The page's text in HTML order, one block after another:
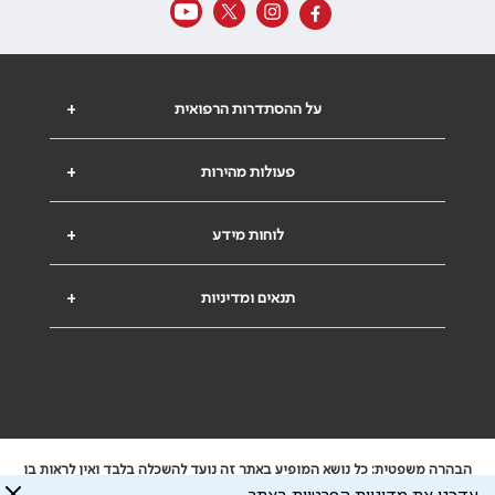
+ על ההסתדרות הרפואית
+ פעולות מהירות
+ לוחות מידע
+ תנאים ומדיניות
הבהרה משפטית: כל נושא המופיע באתר זה נועד להשכלה בלבד ואין לראות בו
ייעוץ רפואי או משפטי. אין הר"י אחראית לתוכן המתפרסם באתר זה ולכל נזק